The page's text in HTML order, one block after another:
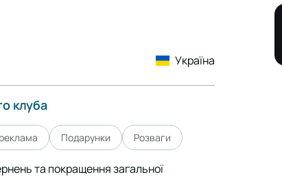
Україна
клуба
Подарунки Розваги
та покращення загальної